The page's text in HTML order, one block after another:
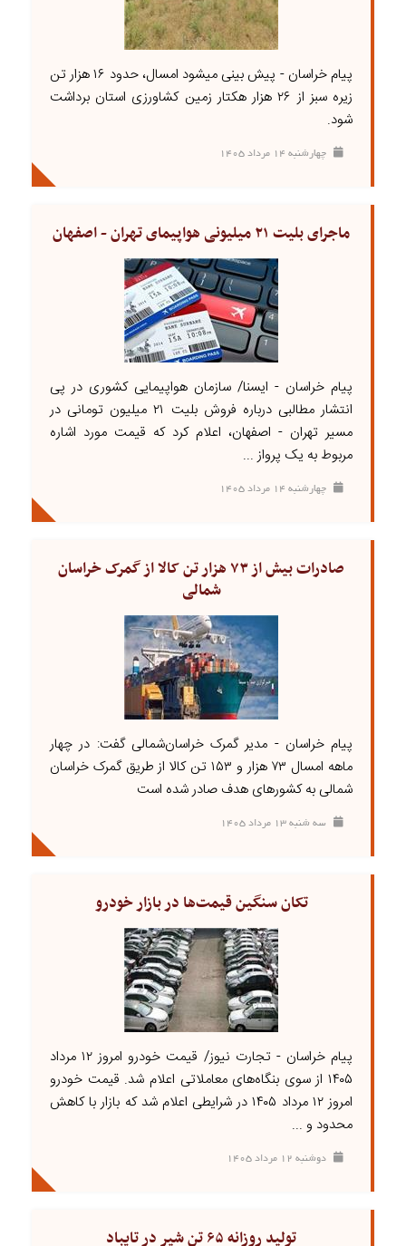
پیام خراسان - پیش بینی میشود امسال، حدود ۱۶ هزار تن
زیره سبز از ۲۶ هزار هکتار زمین کشاورزی استان برداشت
شود.
چهارشنبه ۱۴ مرداد ۱۴۰۵
ماجرای بلیت ۲۱ میلیونی هواپیمای تهران - اصفهان
پیام خراسان - ایسنا/ سازمان هواپیمایی کشوری در پی
انتشار مطالبی درباره فروش بلیت ۲۱ میلیون تومانی در
مسیر تهران - اصفهان، اعلام کرد که قیمت مورد اشاره
مربوط به یک پرواز ...
چهارشنبه ۱۴ مرداد ۱۴۰۵
صادرات بیش از ۷۳ هزار تن کالا از گمرک خراسان
شمالی
پیام خراسان - مدیر گمرک خراسان‌شمالی گفت: در چهار
ماهه امسال ۷۳ هزار و ۱۵۳ تن کالا از طریق گمرک خراسان
شمالی به کشور‌های هدف صادر شده است
سه شنبه ۱۳ مرداد ۱۴۰۵
تکان سنگین قیمت‌ها در بازار خودرو
پیام خراسان - تجارت نیوز/ قیمت خودرو امروز ۱۲ مرداد
۱۴۰۵ از سوی بنگاه‌های معاملاتی اعلام شد. قیمت خودرو
امروز ۱۲ مرداد ۱۴۰۵ در شرایطی اعلام شد که بازار با کاهش
محدود و ...
دوشنبه ۱۲ مرداد ۱۴۰۵
تولید روزانه ۶۵ تن شیر در تایباد